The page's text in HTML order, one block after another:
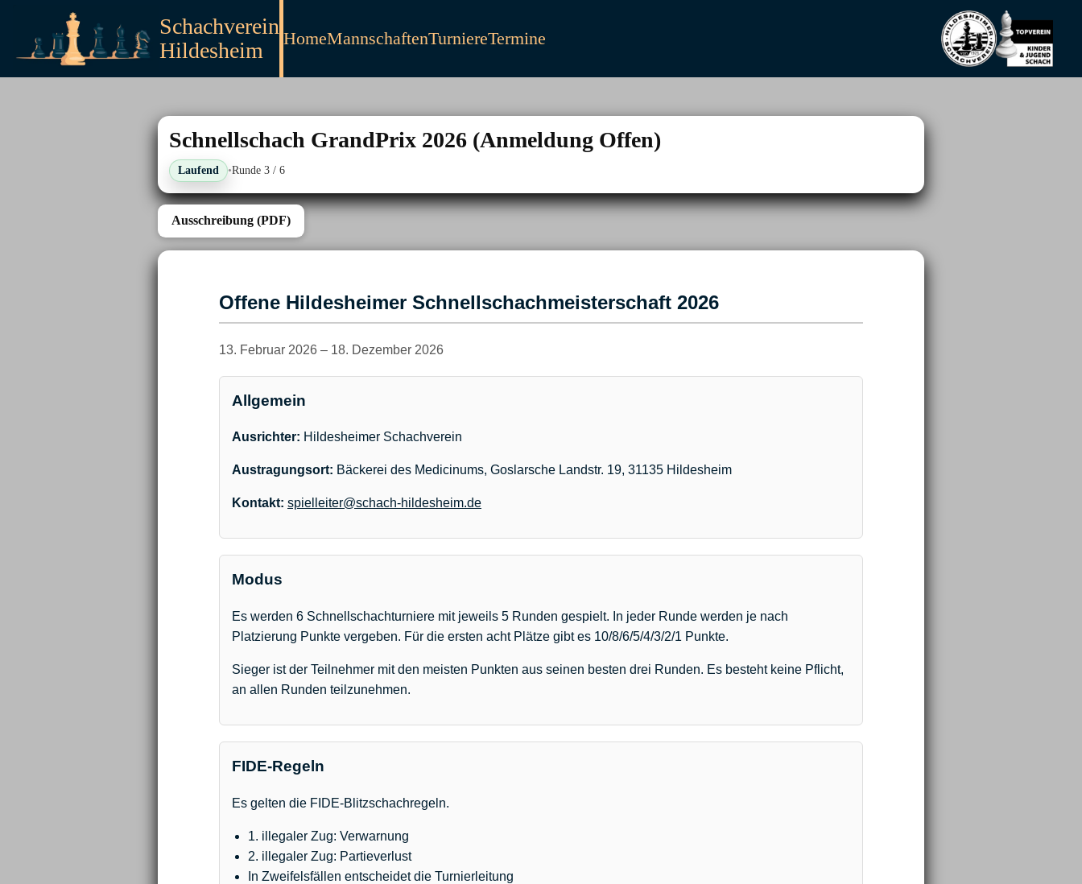
Schachverein
Hildesheim
HomeMannschaftenTurniereTermine
Schnellschach GrandPrix 2026 (Anmeldung Offen)
Laufend •Runde 3 / 6
Ausschreibung (PDF)
Offene Hildesheimer Schnellschachmeisterschaft 2026
13. Februar 2026 – 18. Dezember 2026
Allgemein
Ausrichter: Hildesheimer Schachverein
Austragungsort: Bäckerei des Medicinums, Goslarsche Landstr. 19, 31135 Hildesheim
Kontakt: spielleiter@schach-hildesheim.de
Modus
Es werden 6 Schnellschachturniere mit jeweils 5 Runden gespielt. In jeder Runde werden je nach
Platzierung Punkte vergeben. Für die ersten acht Plätze gibt es 10/8/6/5/4/3/2/1 Punkte.
Sieger ist der Teilnehmer mit den meisten Punkten aus seinen besten drei Runden. Es besteht keine Pflicht,
an allen Runden teilzunehmen.
FIDE-Regeln
Es gelten die FIDE-Blitzschachregeln.
1. illegaler Zug: Verwarnung
2. illegaler Zug: Partieverlust
In Zweifelsfällen entscheidet die Turnierleitung